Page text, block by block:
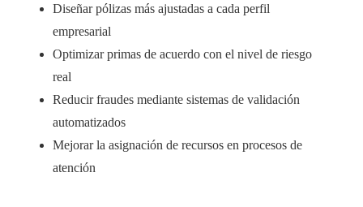
Diseñar pólizas más ajustadas a cada perfil
empresarial
Optimizar primas de acuerdo con el nivel de riesgo
real
Reducir fraudes mediante sistemas de validación
automatizados
Mejorar la asignación de recursos en procesos de
atención